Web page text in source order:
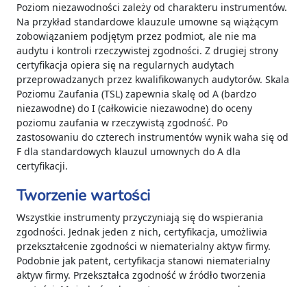
Poziom niezawodności zależy od charakteru instrumentów.
Na przykład standardowe klauzule umowne są wiążącym
zobowiązaniem podjętym przez podmiot, ale nie ma
audytu i kontroli rzeczywistej zgodności. Z drugiej strony
certyfikacja opiera się na regularnych audytach
przeprowadzanych przez kwalifikowanych audytorów. Skala
Poziomu Zaufania (TSL) zapewnia skalę od A (bardzo
niezawodne) do I (całkowicie niezawodne) do oceny
poziomu zaufania w rzeczywistą zgodność. Po
zastosowaniu do czterech instrumentów wynik waha się od
F dla standardowych klauzul umownych do A dla
certyfikacji.
Tworzenie wartości
Wszystkie instrumenty przyczyniają się do wspierania
zgodności. Jednak jeden z nich, certyfikacja, umożliwia
przekształcenie zgodności w niematerialny aktyw firmy.
Podobnie jak patent, certyfikacja stanowi niematerialny
aktyw firmy. Przekształca zgodność w źródło tworzenia